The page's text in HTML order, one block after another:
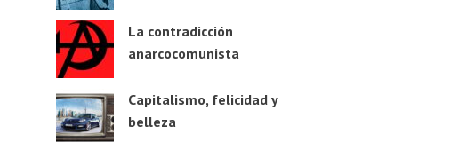
La contradicción
anarcocomunista
Capitalismo, felicidad y
belleza